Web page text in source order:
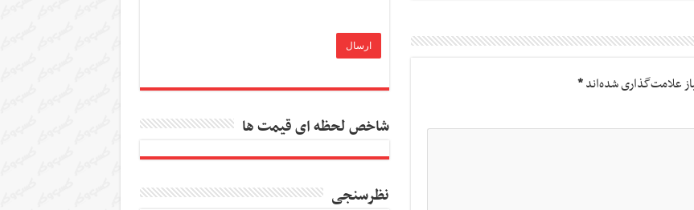
علامت‌گذاری شده‌اند*
شاخص لحظه ای قیمت ها
نظرسنجی